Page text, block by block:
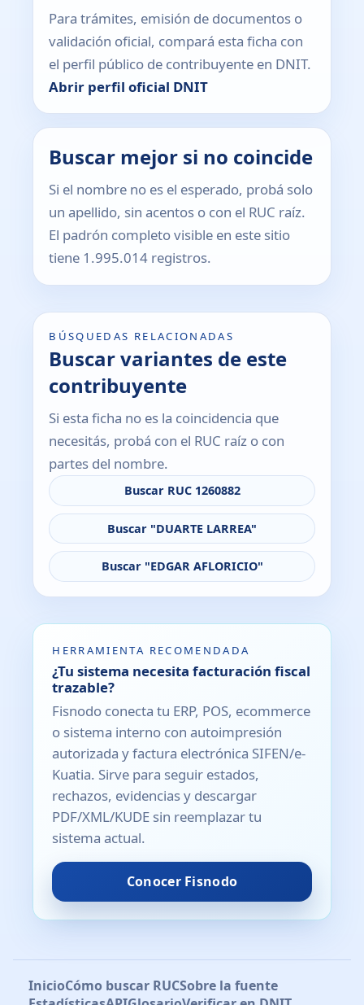
Para trámites, emisión de documentos o
validación oficial, compará esta ficha con
el perfil público de contribuyente en DNIT.
Abrir perfil oficial DNIT
Buscar mejor si no coincide
Si el nombre no es el esperado, probá solo
un apellido, sin acentos o con el RUC raíz.
El padrón completo visible en este sitio
tiene 1.995.014 registros.
BÚSQUEDAS RELACIONADAS
Buscar variantes de este
contribuyente
Si esta ficha no es la coincidencia que
necesitás, probá con el RUC raíz o con
partes del nombre.
Buscar RUC 1260882
Buscar "DUARTE LARREA"
Buscar "EDGAR AFLORICIO"
HERRAMIENTA RECOMENDADA
¿Tu sistema necesita facturación fiscal
trazable?
Fisnodo conecta tu ERP, POS, ecommerce
o sistema interno con autoimpresión
autorizada y factura electrónica SIFEN/e-
Kuatia. Sirve para seguir estados,
rechazos, evidencias y descargar
PDF/XML/KUDE sin reemplazar tu
sistema actual.
Conocer Fisnodo
InicioCómo buscar RUCSobre la fuente